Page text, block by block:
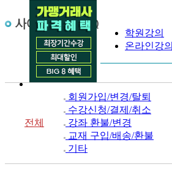
학원강의
온라인강의
전체
회원가입/변경/탈퇴
수강신청/결제/취소
강좌 환불/변경
교재 구입/배송/환불
기타